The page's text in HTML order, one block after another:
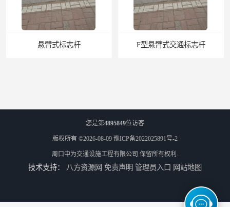
悬臂式标志杆 F型悬臂式交通标志杆
您是第4895849位访客
版权所有 ©2026-08-09 豫ICP备2022025891号-2
周口中为交通设施工程有限公司 保留所有权利.
技术支持： 八方资源网 免责声明 管理员入口 网站地图